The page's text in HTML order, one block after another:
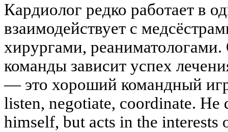
Кардиолог редко работает в
взаимодействует с
хирургами,
команды зависит успех
— это хороший командный
listen, negotiate, coordinate.
himself, but acts in the interests